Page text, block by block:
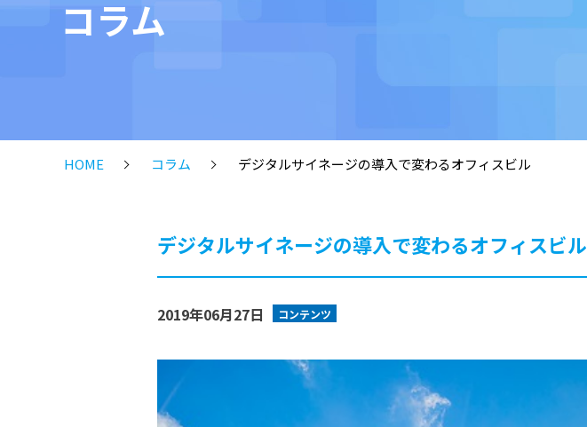
コラム
HOME コラム デジタルサイネージの導入で変わるオフィスビル
デジタルサイネージの導入で変わるオフィスビル
2019年06月27日 コンテンツ